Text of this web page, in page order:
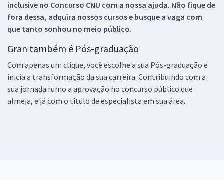
inclusive no Concurso CNU com a nossa ajuda. Não fique de
fora dessa, adquira nossos cursos e busque a vaga com
que tanto sonhou no meio público.
Gran também é Pós-graduação
Com apenas um clique, você escolhe a sua Pós-graduação e
inicia a transformação da sua carreira. Contribuindo com a
sua jornada rumo a aprovação no concurso público que
almeja, e já com o título de especialista em sua área.